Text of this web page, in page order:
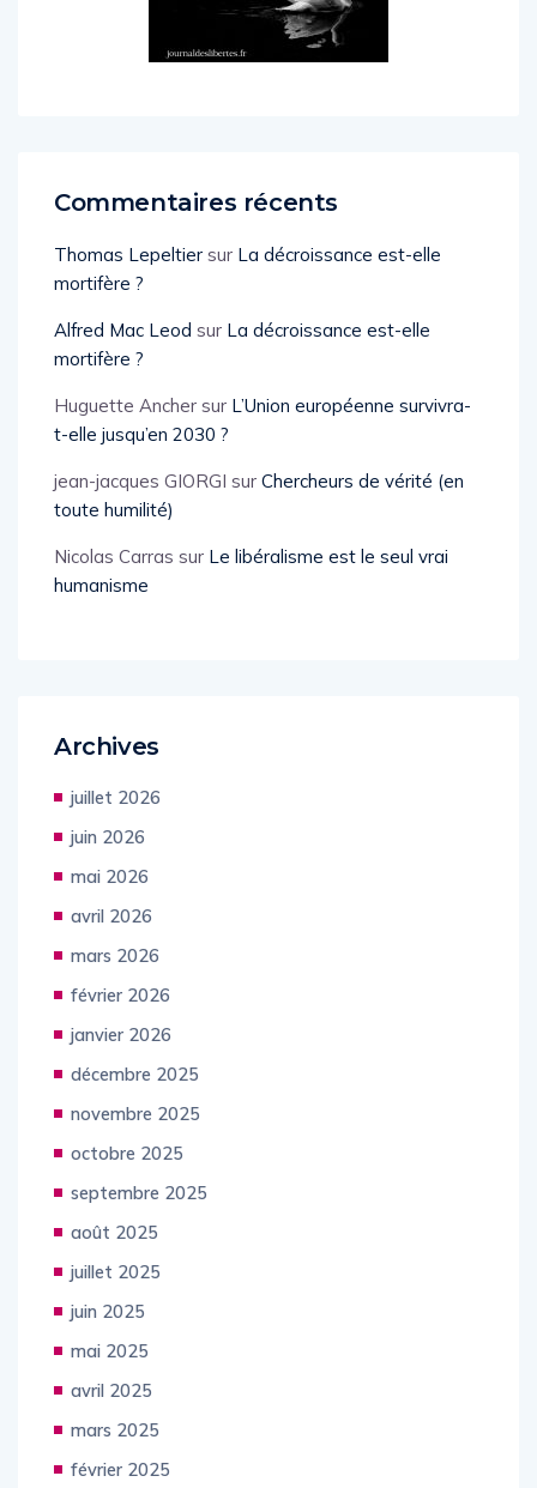
Commentaires récents
Thomas Lepeltier sur La décroissance est-elle
mortifère ?
Alfred Mac Leod sur La décroissance est-elle
mortifère ?
Huguette Ancher sur L’Union européenne survivra-
t-elle jusqu’en 2030 ?
jean-jacques GIORGI sur Chercheurs de vérité (en
toute humilité)
Nicolas Carras sur Le libéralisme est le seul vrai
humanisme
Archives
juillet 2026
juin 2026
mai 2026
avril 2026
mars 2026
février 2026
janvier 2026
décembre 2025
novembre 2025
octobre 2025
septembre 2025
août 2025
juillet 2025
juin 2025
mai 2025
avril 2025
mars 2025
février 2025